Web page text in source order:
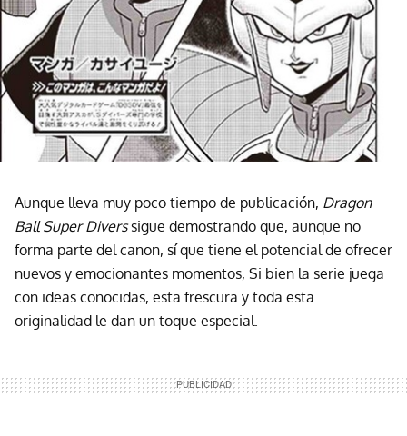
Aunque lleva muy poco tiempo de publicación, Dragon
Ball Super Diverssigue demostrando que, aunque no
forma parte del canon, sí que tiene el potencial de ofrecer
nuevos y emocionantes momentos, Si bien la serie juega
con ideas conocidas, esta frescura y toda esta
originalidad le dan un toque especial.